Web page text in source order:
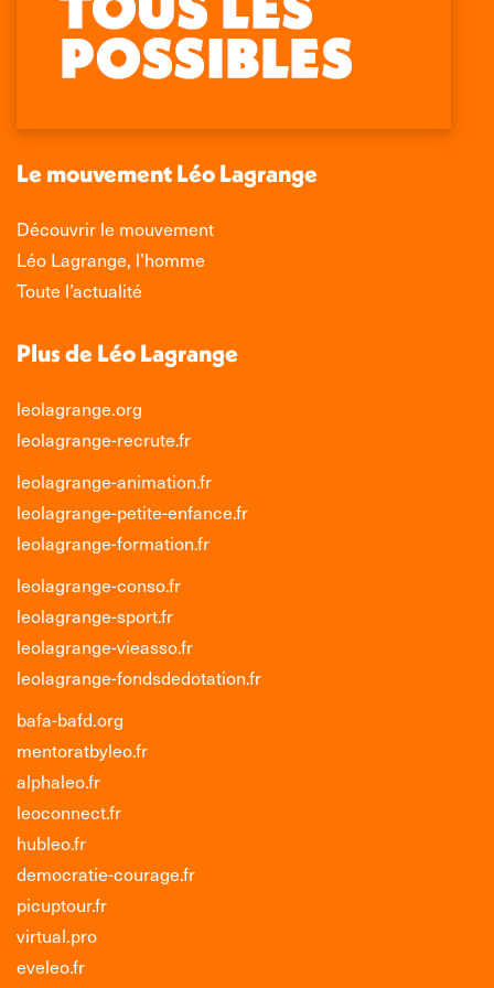
Facebook
s'ouvre
une
fenêtre
page
X
s'ouvre
une
fenêtre
page
LinkedIn
s'ouvre
une
fenêtre
page
Instagram
s'ouvre
une
nouvelle
fenêtre
Le mouvement Léo Lagrange
Découvrir le mouvement
Léo Lagrange, l’homme
Toute l’actualité
Plus de Léo Lagrange
leolagrange.org
leolagrange-recrute.fr
leolagrange-animation.fr
leolagrange-petite-enfance.fr
leolagrange-formation.fr
leolagrange-conso.fr
leolagrange-sport.fr
leolagrange-vieasso.fr
leolagrange-fondsdedotation.fr
bafa-bafd.org
mentoratbyleo.fr
alphaleo.fr
leoconnect.fr
hubleo.fr
democratie-courage.fr
picuptour.fr
virtual.pro
eveleo.fr